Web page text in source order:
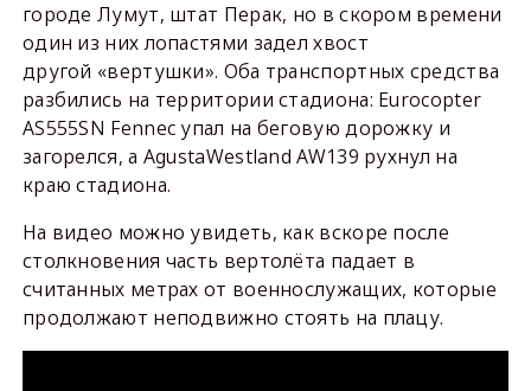
городе Лумут, штат Перак, но в скором времени
один из них лопастями задел хвост
другой «вертушки». Оба транспортных средства
разбились на территории стадиона: Eurocopter
AS555SN Fennec упал на беговую дорожку и
загорелся, а AgustaWestland AW139 рухнул на
краю стадиона.
На видео можно увидеть, как вскоре после
столкновения часть вертолёта падает в
считанных метрах от военнослужащих, которые
продолжают неподвижно стоять на плацу.